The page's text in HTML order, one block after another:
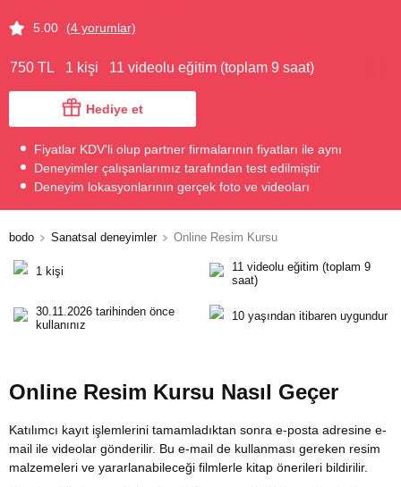
5.00 (4 yorumlar)
750 TL 1 kişi 11 videolu eğitim (toplam 9 saat)
Hediye et
Fiyatlar KDV'li olup partner firmalarının fiyatları ile aynı
Deneyimler çalışanlarımız tarafından test edilmiştir
Deneyim lokasyonlarının gerçek foto ve videoları
bodo Sanatsal deneyimler Online Resim Kursu
1 kişi
11 videolu eğitim (toplam 9
saat)
30.11.2026 tarihinden önce
kullanınız
10 yaşından itibaren uygundur
Online Resim Kursu Nasıl Geçer
Katılımcı kayıt işlemlerini tamamladıktan sonra e-posta adresine e-
mail ile videolar gönderilir. Bu e-mail de kullanması gereken resim
malzemeleri ve yararlanabileceği filmlerle kitap önerileri bildirilir.